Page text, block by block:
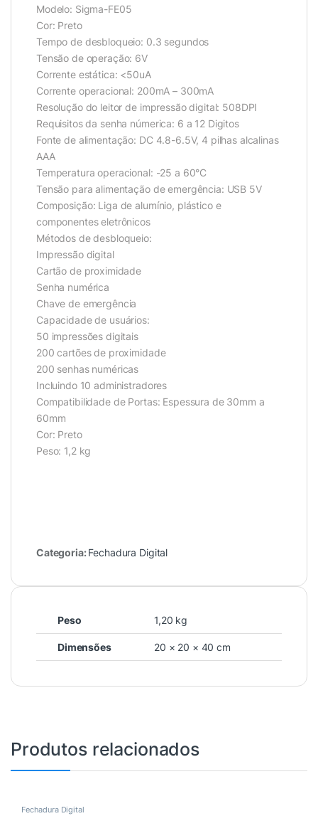
Modelo: Sigma-FE05
Cor: Preto
Tempo de desbloqueio: 0.3 segundos
Tensão de operação: 6V
Corrente estática: <50uA
Corrente operacional: 200mA – 300mA
Resolução do leitor de impressão digital: 508DPI
Requisitos da senha númerica: 6 a 12 Digitos
Fonte de alimentação: DC 4.8-6.5V, 4 pilhas alcalinas
AAA
Temperatura operacional: -25 a 60°C
Tensão para alimentação de emergência: USB 5V
Composição: Liga de alumínio, plástico e
componentes eletrônicos
Métodos de desbloqueio:
Impressão digital
Cartão de proximidade
Senha numérica
Chave de emergência
Capacidade de usuários:
50 impressões digitais
200 cartões de proximidade
200 senhas numéricas
Incluindo 10 administradores
Compatibilidade de Portas: Espessura de 30mm a
60mm
Cor: Preto
Peso: 1,2 kg
Categoria:Fechadura Digital
Peso 1,20 kg
Dimensões 20 × 20 × 40 cm
Produtos relacionados
Fechadura Digital